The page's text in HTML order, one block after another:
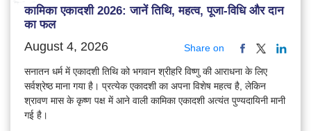
कामिका एकादशी 2026: जानें तिथि, महत्व, पूजा-विधि और दान
का फल
August 4, 2026 Share on
सनातन धर्म में एकादशी तिथि को भगवान श्रीहरि विष्णु की आराधना के लिए
सर्वश्रेष्ठ माना गया है। प्रत्येक एकादशी का अपना विशेष महत्व है, लेकिन
श्रावण मास के कृष्ण पक्ष में आने वाली कामिका एकादशी अत्यंत पुण्यदायिनी मानी
गई है।